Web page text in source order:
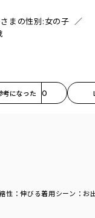
まの性別:女の子
考になった 0
性 ：伸びる着用シーン ：お